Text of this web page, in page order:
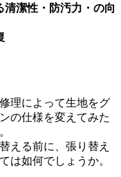
潔性・防汚力・の向
理によって生地をグ
の仕様を変えてみた
える前に、張り替え
は如何でしょうか。